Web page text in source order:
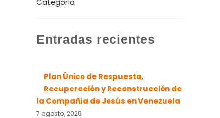
Entradas recientes
Plan Único de Respuesta,
Recuperación y Reconstrucción de
la Compañía de Jesús en Venezuela
7 agosto, 2026